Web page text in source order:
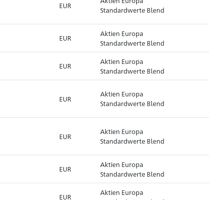
EUR
Standardwerte Blend
EUR
Aktien Europa
Standardwerte Blend
EUR
Aktien Europa
Standardwerte Blend
EUR
Aktien Europa
Standardwerte Blend
EUR
Aktien Europa
Standardwerte Blend
EUR
Aktien Europa
Standardwerte Blend
EUR
Aktien Europa